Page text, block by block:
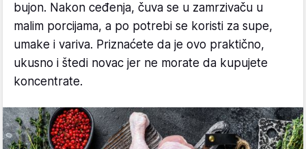
bujon. Nakon ceđenja, čuva se u zamrzivaču u
malim porcijama, a po potrebi se koristi za supe,
umake i variva. Priznaćete da je ovo praktično,
ukusno i štedi novac jer ne morate da kupujete
koncentrate.